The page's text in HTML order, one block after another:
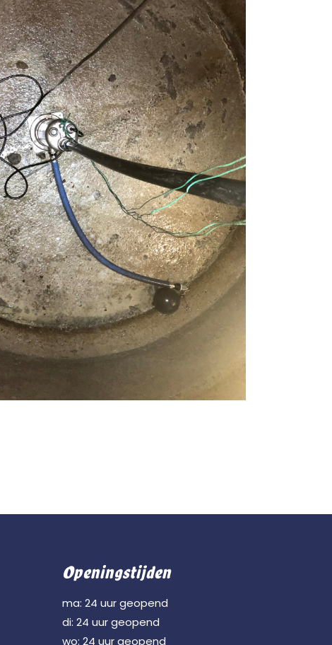
Openingstijden
ma: 24 uur geopend
di: 24 uur geopend
wo: 24 uur geopend